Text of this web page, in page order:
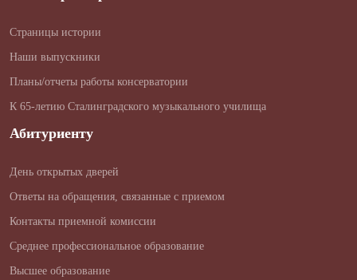
Страницы истории
Наши выпускники
Планы/отчеты работы консерватории
К 65-летию Сталинградского музыкального училища
Абитуриенту
День открытых дверей
Ответы на обращения, связанные с приемом
Контакты приемной комиссии
Среднее профессиональное образование
Высшее образование